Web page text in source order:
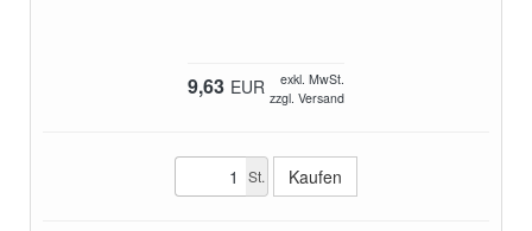
9,63 EUR
exkl. MwSt.
zzgl. Versand
St.